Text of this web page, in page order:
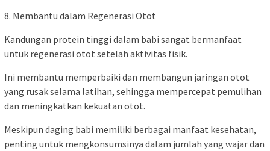
8. Membantu dalam Regenerasi Otot
Kandungan protein tinggi dalam babi sangat bermanfaat
untuk regenerasi otot setelah aktivitas fisik.
Ini membantu memperbaiki dan membangun jaringan otot
yang rusak selama latihan, sehingga mempercepat pemulihan
dan meningkatkan kekuatan otot.
Meskipun daging babi memiliki berbagai manfaat kesehatan,
penting untuk mengkonsumsinya dalam jumlah yang wajar dan